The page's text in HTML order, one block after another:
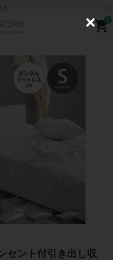
り
0
セント付引き出し収
C